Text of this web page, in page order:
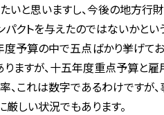
いと思いますし、今後の地方
クトを与えたのではないかとい
予算の中で五点ばかり挙げてお
ますが、十五年度重点予算と
、これは数字であるわけです
厳しい状況でもあります。